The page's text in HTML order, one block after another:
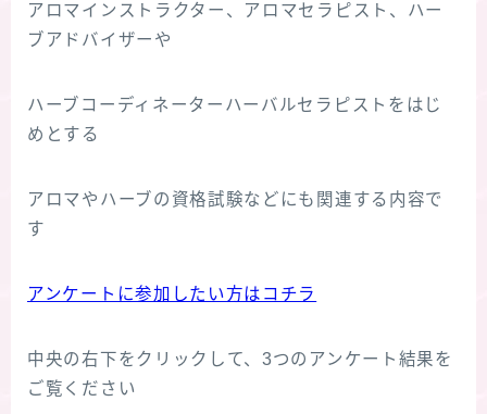
アロマインストラクター、アロマセラピスト、ハー
ブアドバイザーや
ハーブコーディネーターハーバルセラピストをはじ
めとする
アロマやハーブの資格試験などにも関連する内容で
す
アンケートに参加したい方はコチラ
中央の右下をクリックして、3つのアンケート結果を
ご覧ください